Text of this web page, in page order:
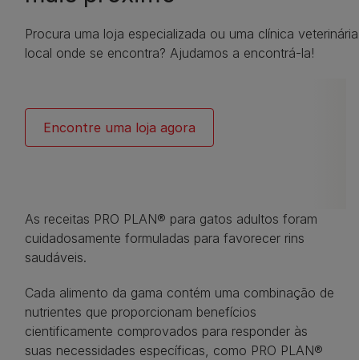
Procura uma loja especializada ou uma clínica
local onde se encontra? Ajudamos a encontrá-la!
Encontre uma loja agora
As receitas PRO PLAN® para gatos adultos foram
cuidadosamente formuladas para favorecer rins
saudáveis.
Cada alimento da gama contém uma combinação de
nutrientes que proporcionam benefícios
cientificamente comprovados para responder às
suas necessidades específicas, como PRO PLAN®